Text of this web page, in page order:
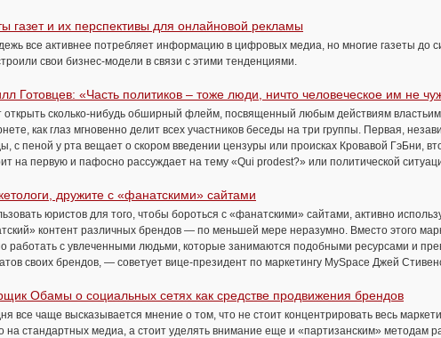
газет и их перспективы для онлайновой рекламы
все активнее потребляет информацию в цифровых медиа, но многие газеты до
свои бизнес-модели в связи с этими тенденциями.
Готовцев: «Часть политиков – тоже люди, ничто человеческое им не
открыть сколько-нибудь обширный флейм, посвященный любым действиям
как глаз мгновенно делит всех участников беседы на три группы. Первая,
с пеной у рта вещает о скором введении цензуры или происках Кровавой ГэБни,
на первую и пафосно рассуждает на тему «Qui prodest?» или политической
дружите с «фанатскими» сайтами
юристов для того, чтобы бороться с «фанатскими» сайтами, активно
контент различных брендов — по меньшей мере неразумно. Вместо этого
работать с увлеченными людьми, которые занимаются подобными ресурсами и
своих брендов, — советует вице-президент по маркетингу MySpace Джей
Обамы о социальных сетях как средстве продвижения брендов
все чаще высказывается мнение о том, что не стоит концентрировать весь
на стандартных медиа, а стоит уделять внимание ещe и «партизанским» методам